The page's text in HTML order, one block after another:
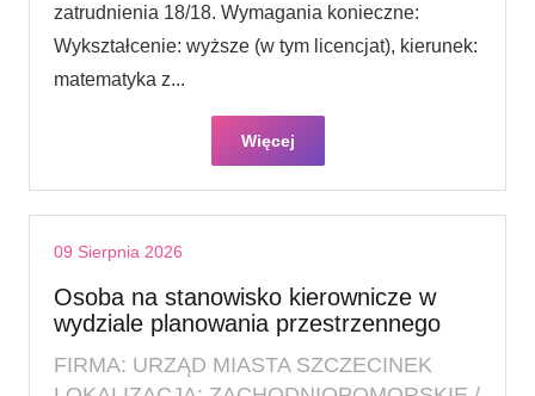
zatrudnienia 18/18. Wymagania konieczne:
Wykształcenie: wyższe (w tym licencjat), kierunek:
matematyka z...
Więcej
09 Sierpnia 2026
Osoba na stanowisko kierownicze w
wydziale planowania przestrzennego
FIRMA: URZĄD MIASTA SZCZECINEK